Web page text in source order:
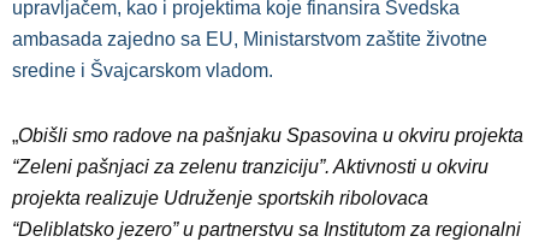
upravljačem, kao i projektima koje finansira Švedska
ambasada zajedno sa EU, Ministarstvom zaštite životne
sredine i Švajcarskom vladom.
„Obišli smo radove na pašnjaku Spasovina u okviru projekta
“Zeleni pašnjaci za zelenu tranziciju”. Aktivnosti u okviru
projekta realizuje Udruženje sportskih ribolovaca
“Deliblatsko jezero” u partnerstvu sa Institutom za regionalni